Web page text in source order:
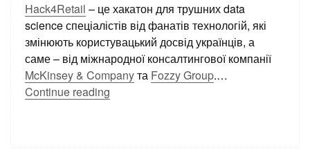
Hack4Retail – це хакатон для трушних data
science спеціалістів від фанатів технологій, які
змінюють користувацький досвід українців, а
саме – від міжнародної консалтингової компанії
McKinsey & Companyта Fozzy Group.…
Continue reading